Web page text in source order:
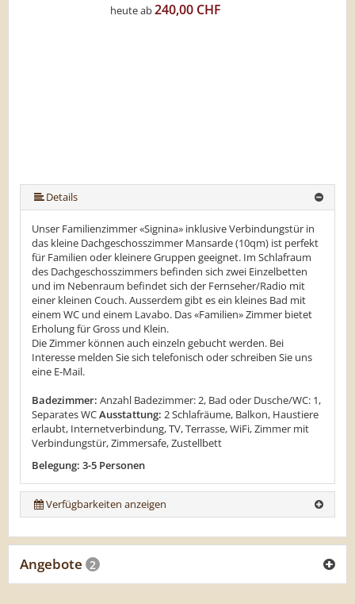
heute ab240,00 CHF
Details
Unser Familienzimmer «Signina» inklusive Verbindungstür in
das kleine Dachgeschosszimmer Mansarde (10qm) ist perfekt
für Familien oder kleinere Gruppen geeignet. Im Schlafraum
des Dachgeschosszimmers befinden sich zwei Einzelbetten
und im Nebenraum befindet sich der Fernseher/Radio mit
einer kleinen Couch. Ausserdem gibt es ein kleines Bad mit
einem WC und einem Lavabo. Das «Familien» Zimmer bietet
Erholung für Gross und Klein.
Die Zimmer können auch einzeln gebucht werden. Bei
Interesse melden Sie sich telefonisch oder schreiben Sie uns
eine E-Mail.
Badezimmer: Anzahl Badezimmer: 2, Bad oder Dusche/WC: 1,
Separates WCAusstattung: 2 Schlafräume, Balkon, Haustiere
erlaubt, Internetverbindung, TV, Terrasse, WiFi, Zimmer mit
Verbindungstür, Zimmersafe, Zustellbett
Belegung: 3-5 Personen
Verfügbarkeiten anzeigen
Angebote 2